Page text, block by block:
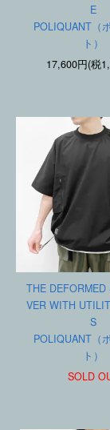
E
POLIQUANT（
ト）
17,600円(税
THE DEFORMED
VER WITH
S
POLIQUANT（
ト）
SOLD